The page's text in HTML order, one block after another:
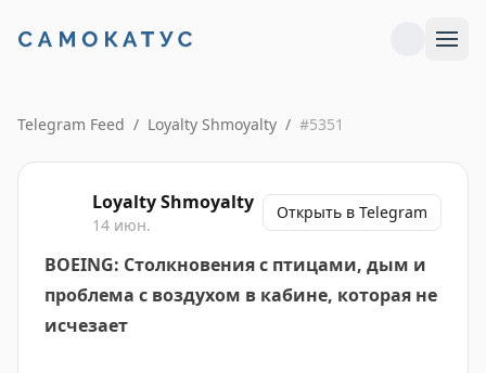
Telegram Feed / Loyalty Shmoyalty / #5351
Loyalty Shmoyalty
14 июн.
Открыть в Telegram
BOEING: Столкновения с птицами, дым и
проблема с воздухом в кабине, которая не
исчезает